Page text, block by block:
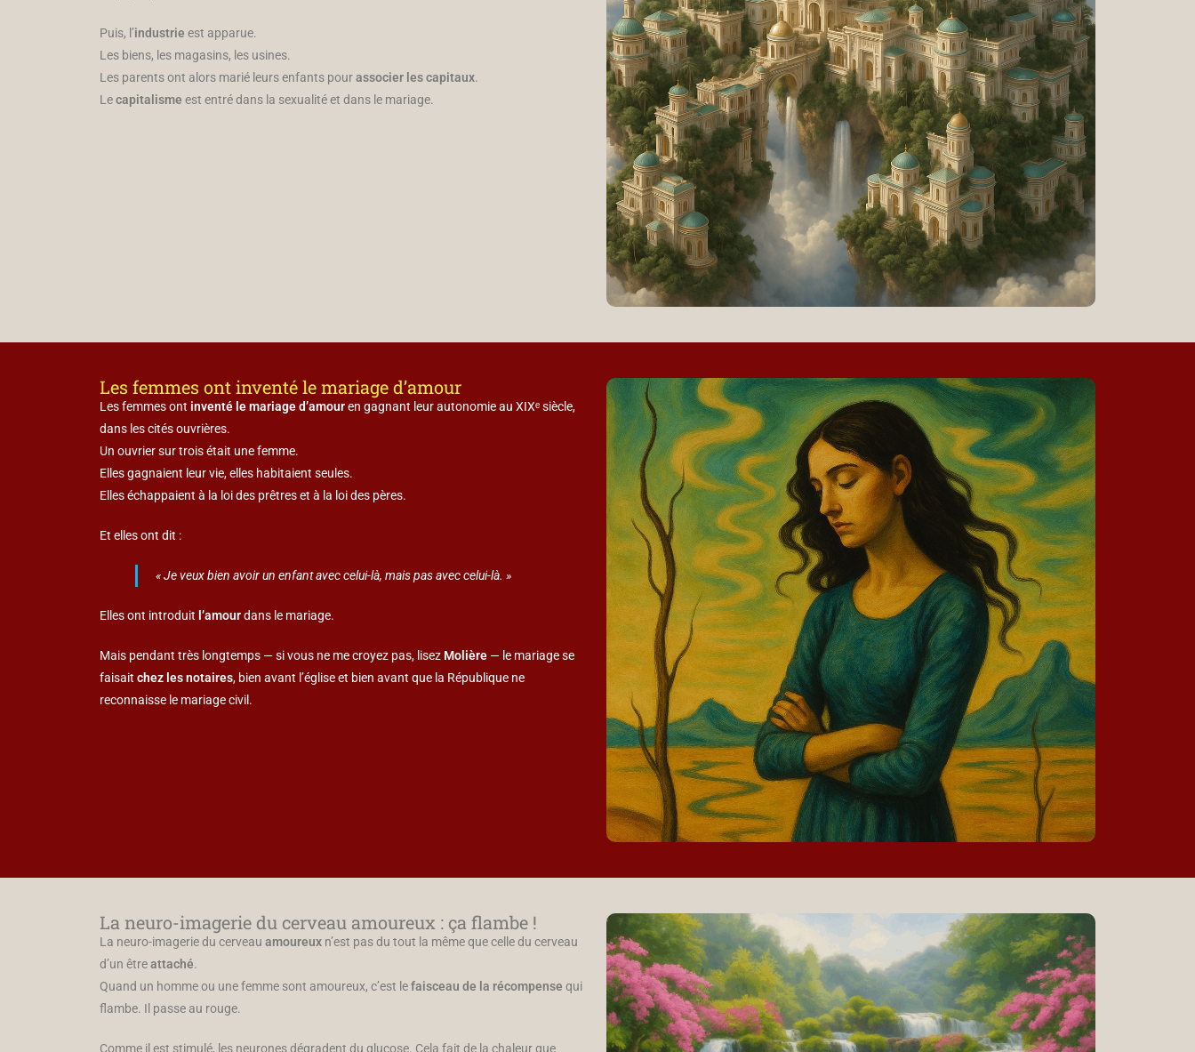
Puis, l’industrie est apparue.
Les biens, les magasins, les usines.
Les parents ont alors marié leurs enfants pourassocier les capitaux.
Lecapitalisme est entré dans la sexualité et dans le mariage.
Les femmes ont inventé le mariage d’amour
Les femmes ont inventé le mariage d’amouren gagnant leur autonomie au XIXᵉ siècle,
dans les cités ouvrières.
Un ouvrier sur trois était une femme.
Elles gagnaient leur vie, elles habitaient seules.
Elles échappaient à la loi des prêtres et à la loi des pères.
Et elles ont dit :
« Je veux bien avoir un enfant avec celui-là, mais pas avec celui-là. »
Elles ont introduit l’amourdans le mariage.
Mais pendant très longtemps — si vous ne me croyez pas, lisez Molière — le mariage se
faisait chez les notaires, bien avant l’église et bien avant que la République ne
reconnaisse le mariage civil.
La neuro-imagerie du cerveau amoureux : ça flambe !
La neuro-imagerie du cerveau amoureux n’est pas du tout la même que celle du cerveau
d’un êtreattaché.
Quand un homme ou une femme sont amoureux, c’est lefaisceau de la récompense qui
flambe. Il passe au rouge.
Comme il est stimulé, les neurones dégradent du glucose. Cela fait de la chaleur que